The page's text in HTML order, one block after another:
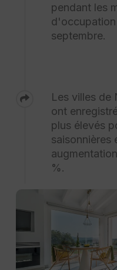
pendant les
septembre.
Les villes de
ont
plus élevés
saisonnières
%.